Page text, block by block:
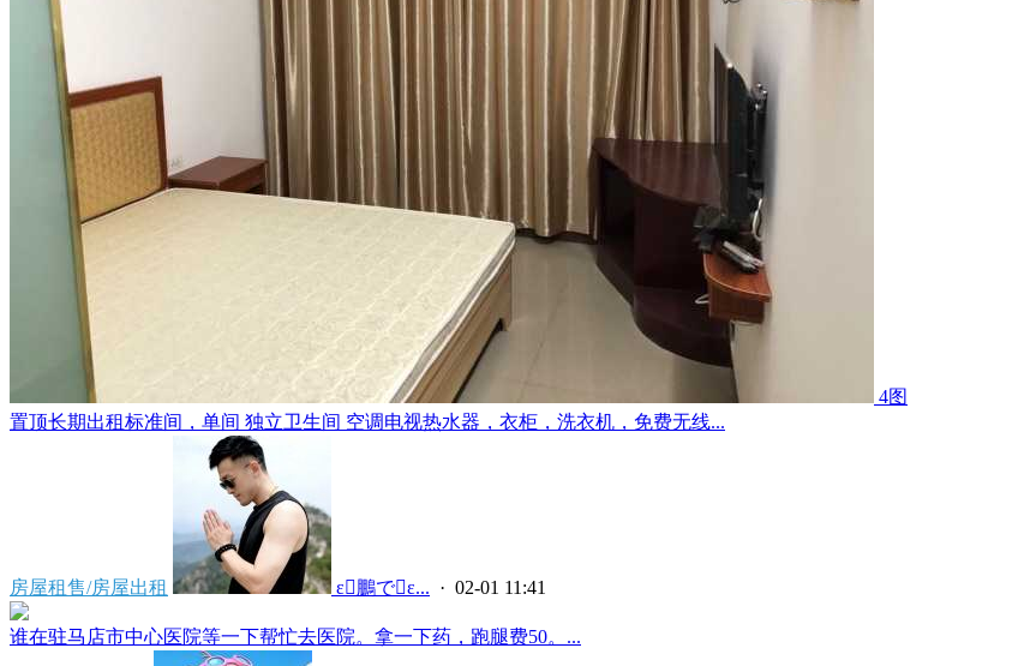
4图
置顶长期出租标准间，单间 独立卫生间 空调电视热水器，衣柜，洗衣机，免费无线...
房屋租售/房屋出租  ε鵬でε... · 02-01 11:41
谁在驻马店市中心医院等一下帮忙去医院。拿一下药，跑腿费50。...